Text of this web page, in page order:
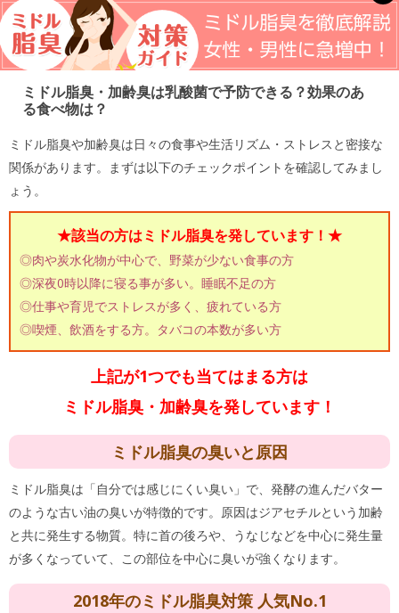
ミドル脂臭・加齢臭は乳酸菌で予防できる？効果のあ
る食べ物は？
ミドル脂臭や加齢臭は日々の食事や生活リズム・ストレスと密接な
関係があります。まずは以下のチェックポイントを確認してみまし
ょう。
★該当の方はミドル脂臭を発しています！★
◎肉や炭水化物が中心で、野菜が少ない食事の方
◎深夜0時以降に寝る事が多い。睡眠不足の方
◎仕事や育児でストレスが多く、疲れている方
◎喫煙、飲酒をする方。タバコの本数が多い方
上記が1つでも当てはまる方は
ミドル脂臭・加齢臭を発しています！
ミドル脂臭の臭いと原因
ミドル脂臭は「自分では感じにくい臭い」で、発酵の進んだバター
のような古い油の臭いが特徴的です。原因はジアセチルという加齢
と共に発生する物質。特に首の後ろや、うなじなどを中心に発生量
が多くなっていて、この部位を中心に臭いが強くなります。
2018年のミドル脂臭対策 人気No.1